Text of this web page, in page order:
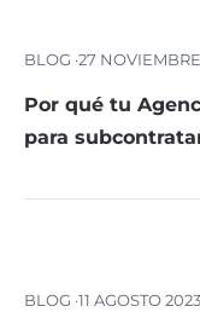
BLOG ·27
Por qué tu
para
BLOG ·11 AGOSTO 2023